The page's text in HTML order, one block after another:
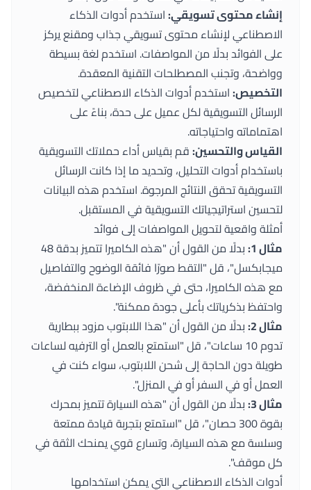
إنشاء محتوى تسويقي:استخدم أدوات الذكاء
الاصطناعي لإنشاء محتوى تسويقي جذاب ومقنع يركز
على الفوائد بدلًا من المواصفات. استخدم لغة بسيطة
وواضحة، وتجنب المصطلحات التقنية المعقدة.
التخصيص:استخدم أدوات الذكاء الاصطناعي لتخصيص
الرسائل التسويقية لكل عميل على حدة، بناءً على
اهتماماته واحتياجاته.
القياس والتحسين:قم بقياس أداء حملاتك التسويقية
باستخدام أدوات التحليل، وتحديد ما إذا كانت الرسائل
التسويقية تحقق النتائج المرجوة. استخدم هذه البيانات
لتحسين استراتيجياتك التسويقية في المستقبل.
أمثلة واقعية لتحويل المواصفات إلى فوائد
مثال 1:
بدلًا من القول أن "هذه الكاميرا تتميز بدقة 48
ميجابكسل"، قل "التقط صورًا فائقة الوضوح والتفاصيل
مع هذه الكاميرا، حتى في ظروف الإضاءة المنخفضة،
واحتفظ بذكرياتك بأعلى جودة ممكنة".
مثال 2:
بدلًا من القول أن "هذا اللابتوب مزود ببطارية
تدوم 10 ساعات"، قل "استمتع بالعمل أو الترفيه لساعات
طويلة دون الحاجة إلى شحن اللابتوب، سواء كنت في
العمل أو في السفر أو في المنزل".
مثال 3:
بدلًا من القول أن "هذه السيارة تتميز بمحرك
بقوة 300 حصان"، قل "استمتع بتجربة قيادة ممتعة
وسلسة مع هذه السيارة، وتسارع قوي يمنحك الثقة في
كل موقف".
أدوات الذكاء الاصطناعي التي يمكن استخدامها